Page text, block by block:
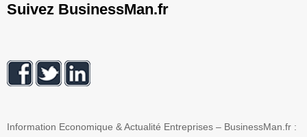
Suivez BusinessMan.fr
Information Economique & Actualité Entreprises – BusinessMan.fr :